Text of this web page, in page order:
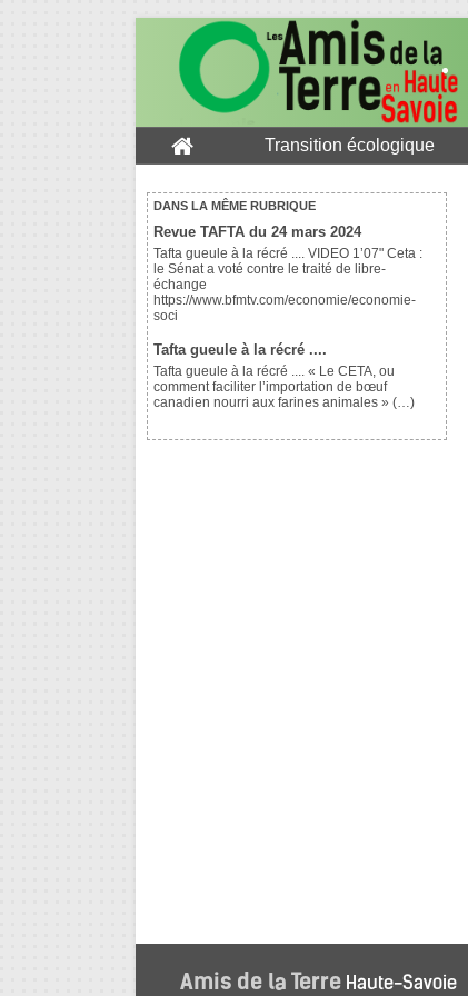
Transition écologique
DANS LA MÊME RUBRIQUE
Revue TAFTA du 24 mars 2024
Tafta gueule à la récré .... VIDEO 1’07" Ceta :
le Sénat a voté contre le traité de libre-
échange
https://www.bfmtv.com/economie/economie-
soci
Tafta gueule à la récré ....
Tafta gueule à la récré .... « Le CETA, ou
comment faciliter l’importation de bœuf
canadien nourri aux farines animales » (…)